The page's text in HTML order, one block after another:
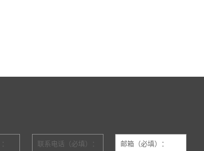
联系电话（必填）： 邮箱（必填）：